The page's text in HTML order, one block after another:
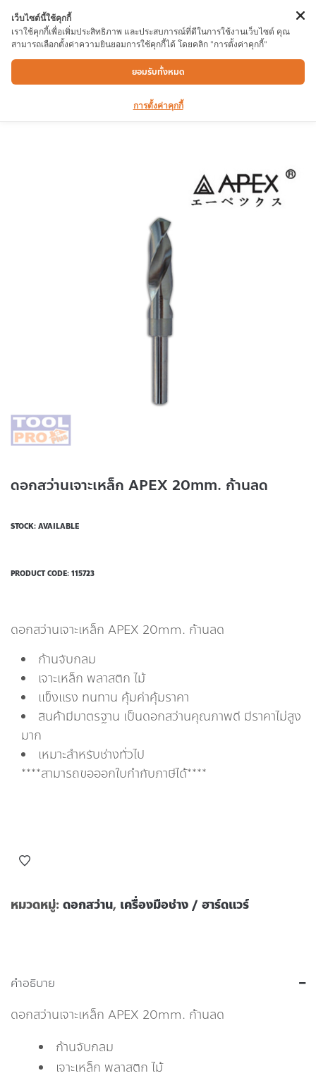
ดอกสว่านเจาะเหล็ก APEX 20mm. ก้านลด
ดอกสว่านเจาะเหล็ก APEX 20mm. ก้านลด
STOCK: AVAILABLE
PRODUCT CODE: 115723
ดอกสว่านเจาะเหล็ก APEX 20mm. ก้านลด
ก้านจับกลม
เจาะเหล็ก พลาสติก ไม้
แข็งแรง ทนทาน คุ้มค่าคุ้มราคา
สินค้ามีมาตรฐาน เป็นดอกสว่านคุณภาพดี มีราคาไม่สูง
มาก
เหมาะสำหรับช่างทั่วไป
****สามารถขอออกใบกำกับภาษีได้****
หมวดหมู่: ดอกสว่าน, เครื่องมือช่าง / ฮาร์ดแวร์
คำอธิบาย
ดอกสว่านเจาะเหล็ก APEX 20mm. ก้านลด
ก้านจับกลม
เจาะเหล็ก พลาสติก ไม้
เว็บไซต์นี้ใช้คุกกี้
เราใช้คุกกี้เพื่อเพิ่มประสิทธิภาพ และประสบการณ์ที่ดีในการใช้งานเว็บไซต์ คุณ
สามารถเลือกตั้งค่าความยินยอมการใช้คุกกี้ได้ โดยคลิก "การตั้งค่าคุกกี้"
ยอมรับทั้งหมด
การตั้งค่าคุกกี้